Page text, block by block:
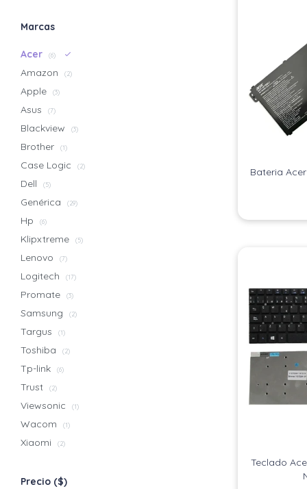
Bateria
Teclado
Marcas
Acer (6)
Amazon (2)
Apple (3)
Asus (7)
Blackview (3)
Brother (1)
Case Logic (2)
Dell (5)
Genérica (29)
Hp (6)
Klipxtreme (5)
Lenovo (7)
Logitech (17)
Promate (3)
Samsung (2)
Targus (1)
Toshiba (2)
Tp-link (6)
Trust (2)
Viewsonic (1)
Wacom (1)
Xiaomi (2)
Precio ($)